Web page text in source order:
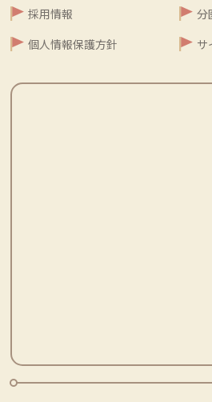
採用情報
分
個人情報保護方針
サ